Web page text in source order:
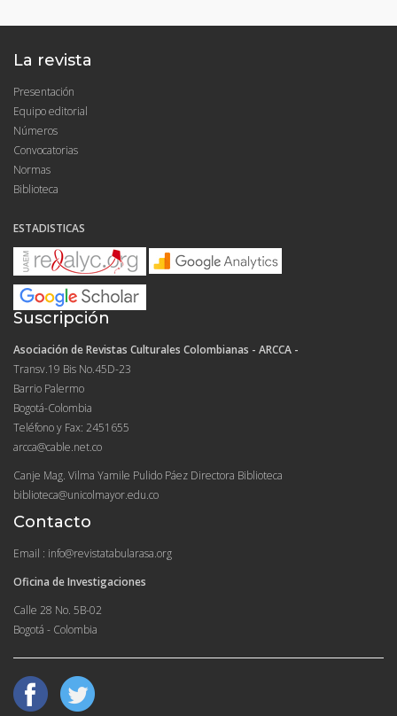
La revista
Presentación
Equipo editorial
Números
Convocatorias
Normas
Biblioteca
ESTADISTICAS
Suscripción
Asociación de Revistas Culturales Colombianas - ARCCA -
Transv.19 Bis No.45D-23
Barrio Palermo
Bogotá-Colombia
Teléfono y Fax: 2451655
arcca@cable.net.co
Canje Mag. Vilma Yamile Pulido Páez Directora Biblioteca
biblioteca@unicolmayor.edu.co
Contacto
Email : info@revistatabularasa.org
Oficina de Investigaciones
Calle 28 No. 5B-02
Bogotá - Colombia